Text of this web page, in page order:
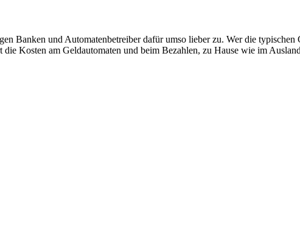
Banken und Automatenbetreiber dafür umso lieber zu. Wer die
Kosten am Geldautomaten und beim Bezahlen, zu Hause wie im